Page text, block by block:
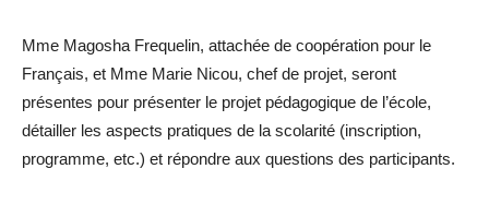
Mme Magosha Frequelin, attachée de coopération pour le
Français, et Mme Marie Nicou, chef de projet, seront
présentes pour présenter le projet pédagogique de l’école,
détailler les aspects pratiques de la scolarité (inscription,
programme, etc.) et répondre aux questions des participants.